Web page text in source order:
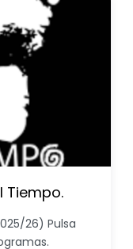
Tiempo.
26) Pulsa